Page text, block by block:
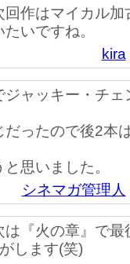
作はマイカル加
いですね。
kira
ャッキー・チェ
ったので後2本
思いました。
シネマガ管理人
『火の章』で最
します(笑)